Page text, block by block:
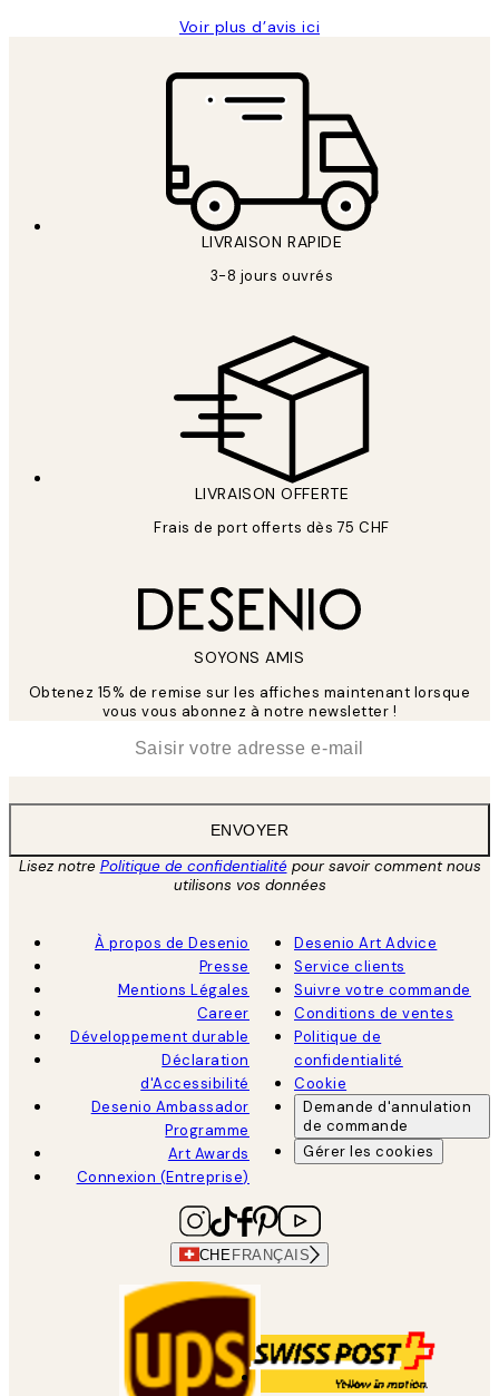
Voir plus d’avis ici
LIVRAISON RAPIDE
3-8 jours ouvrés
LIVRAISON OFFERTE
Frais de port offerts dès 75 CHF
SOYONS AMIS
Obtenez 15% de remise sur les affiches maintenant lorsque
vous vous abonnez à notre newsletter !
ENVOYER
Lisez notre Politique de confidentialitépour savoir comment nous
utilisons vos données
À propos de Desenio
Presse
Mentions Légales
Career
Développement durable
Déclaration
d'Accessibilité
Desenio Ambassador
Programme
Art Awards
Connexion (Entreprise)
Desenio Art Advice
Service clients
Suivre votre commande
Conditions de ventes
Politique de
confidentialité
Cookie
Demande d'annulation
de commande
Gérer les cookies
CHE FRANÇAIS